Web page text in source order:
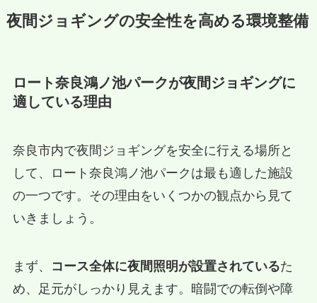
夜間ジョギングの安全性を高める環境整備
ロート奈良鴻ノ池パークが夜間ジョギングに
適している理由
奈良市内で夜間ジョギングを安全に行える場所と
して、ロート奈良鴻ノ池パークは最も適した施設
の一つです。その理由をいくつかの観点から見て
いきましょう。
まず、 コース全体に夜間照明が設置されているた
め、足元がしっかり見えます。暗闘での転倒や障